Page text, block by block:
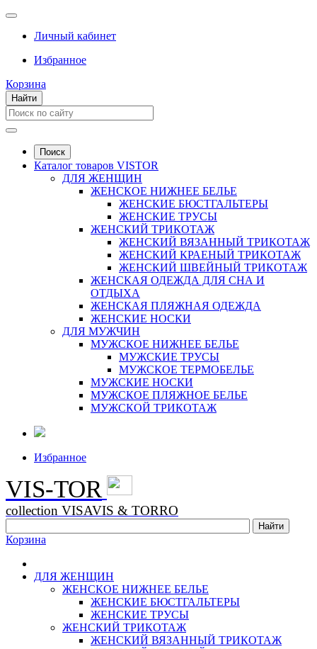
Личный кабинет
Избранное
Корзина
Найти
Поиск
Каталог товаров VISTOR
ДЛЯ ЖЕНЩИН
ЖЕНСКОЕ НИЖНЕЕ БЕЛЬЕ
ЖЕНСКИЕ БЮСТГАЛЬТЕРЫ
ЖЕНСКИЕ ТРУСЫ
ЖЕНСКИЙ ТРИКОТАЖ
ЖЕНСКИЙ ВЯЗАННЫЙ ТРИКОТАЖ
ЖЕНСКИЙ КРАЕНЫЙ ТРИКОТАЖ
ЖЕНСКИЙ ШВЕЙНЫЙ ТРИКОТАЖ
ЖЕНСКАЯ ОДЕЖДА ДЛЯ СНА И
ОТДЫХА
ЖЕНСКАЯ ПЛЯЖНАЯ ОДЕЖДА
ЖЕНСКИЕ НОСКИ
ДЛЯ МУЖЧИН
МУЖСКОЕ НИЖНЕЕ БЕЛЬЕ
МУЖСКИЕ ТРУСЫ
МУЖСКОЕ ТЕРМОБЕЛЬЕ
МУЖСКИЕ НОСКИ
МУЖСКОЕ ПЛЯЖНОЕ БЕЛЬЕ
МУЖСКОЙ ТРИКОТАЖ
Избранное
VIS-TOR
collection VISAVIS & TORRO
Корзина
ДЛЯ ЖЕНЩИН
ЖЕНСКОЕ НИЖНЕЕ БЕЛЬЕ
ЖЕНСКИЕ БЮСТГАЛЬТЕРЫ
ЖЕНСКИЕ ТРУСЫ
ЖЕНСКИЙ ТРИКОТАЖ
ЖЕНСКИЙ ВЯЗАННЫЙ ТРИКОТАЖ